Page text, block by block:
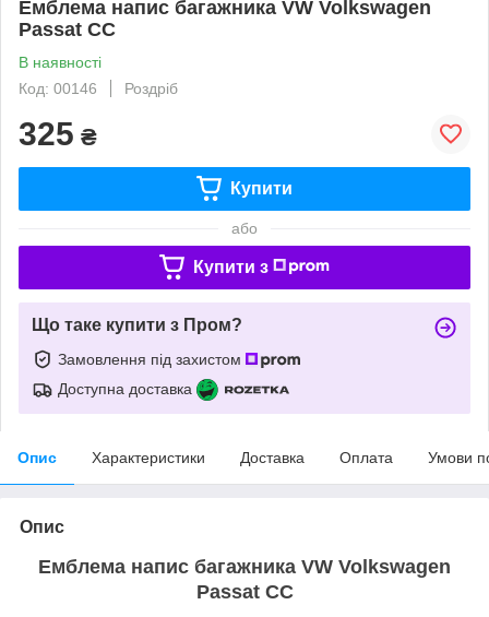
Емблема напис багажника VW Volkswagen
Passat CC
В наявності
Код: 00146
Роздріб
325 ₴
Купити
або
Купити з
Що таке купити з Пром?
Замовлення під захистом
Доступна доставка
Опис Характеристики Доставка Оплата Умови
Опис
Емблема напис багажника VW Volkswagen
Passat CC